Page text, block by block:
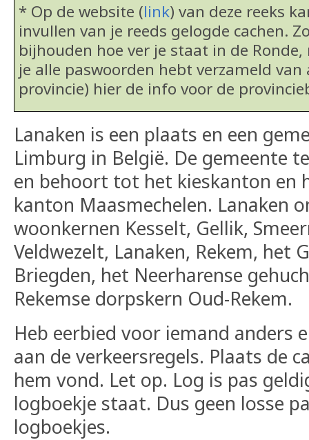
* Op de website (link) van deze reeks
invullen van je reeds gelogde cachen.
bijhouden hoe ver je staat in de
je alle paswoorden hebt verzameld
provincie) hier de info voor de
Lanaken is een plaats en een
Limburg in België. De gemeente
en behoort tot het kieskanton en
kanton Maasmechelen. Lanaken
woonkernen Kesselt, Gellik,
Veldwezelt, Lanaken, Rekem, het
Briegden, het Neerharense
Rekemse dorpskern Oud-Rekem.
Heb eerbied voor iemand anders
aan de verkeersregels. Plaats de
hem vond. Let op. Log is pas
logboekje staat. Dus geen losse
logboekjes.